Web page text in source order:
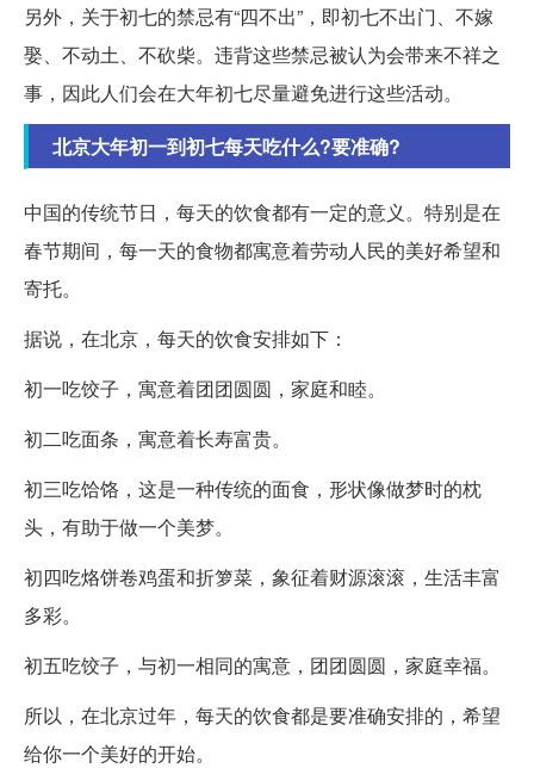
另外，关于初七的禁忌有“四不出”，即初七不出门、不嫁
娶、不动土、不砍柴。违背这些禁忌被认为会带来不祥之
事，因此人们会在大年初七尽量避免进行这些活动。
北京大年初一到初七每天吃什么?要准确?
中国的传统节日，每天的饮食都有一定的意义。特别是在
春节期间，每一天的食物都寓意着劳动人民的美好希望和
寄托。
据说，在北京，每天的饮食安排如下：
初一吃饺子，寓意着团团圆圆，家庭和睦。
初二吃面条，寓意着长寿富贵。
初三吃饸饹，这是一种传统的面食，形状像做梦时的枕
头，有助于做一个美梦。
初四吃烙饼卷鸡蛋和折箩菜，象征着财源滚滚，生活丰富
多彩。
初五吃饺子，与初一相同的寓意，团团圆圆，家庭幸福。
所以，在北京过年，每天的饮食都是要准确安排的，希望
给你一个美好的开始。